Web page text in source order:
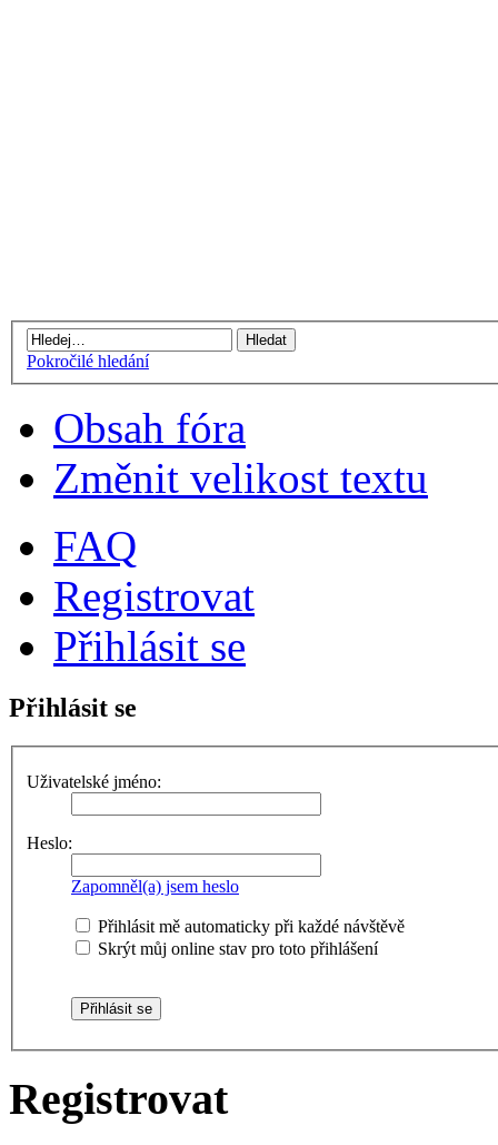
Pokročilé hledání
Obsah fóra
Změnit velikost textu
FAQ
Registrovat
Přihlásit se
Přihlásit se
Uživatelské jméno:
Heslo:
Zapomněl(a) jsem heslo
Přihlásit mě automaticky při každé návštěvě
Skrýt můj online stav pro toto přihlášení
Registrovat